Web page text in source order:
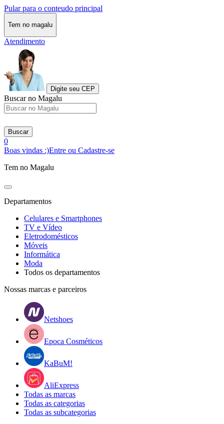
Pular para o conteudo principal
Tem no magalu
Atendimento
Digite seu CEP
Buscar no Magalu
Buscar
0
Boas vindas :)Entre ou Cadastre-se
Tem no Magalu
Departamentos
Celulares e Smartphones
TV e Vídeo
Eletrodomésticos
Móveis
Informática
Moda
Todos os departamentos
Nossas marcas e parceiros
Netshoes
Epoca Cosméticos
KaBuM!
AliExpress
Todas as marcas
Todas as categorias
Todas as subcategorias